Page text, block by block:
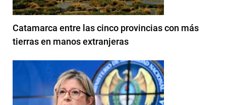
Catamarca entre las cinco provincias con más
tierras en manos extranjeras